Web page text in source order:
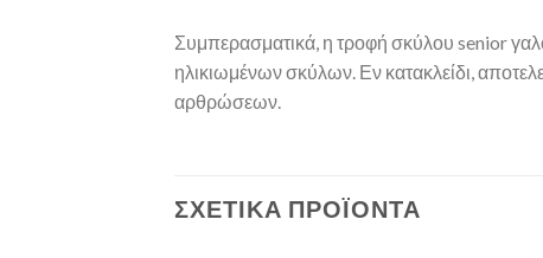
Συμπερασματικά, η τροφή σκύλου senior
ηλικιωμένων σκύλων. Εν κατακλείδι,
αρθρώσεων.
ΣΧΕΤΙΚΆ ΠΡΟΪΌΝΤΑ